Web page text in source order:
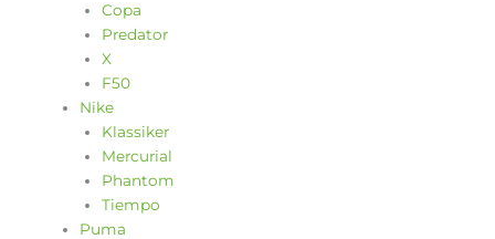
Copa
Predator
X
F50
Nike
Klassiker
Mercurial
Phantom
Tiempo
Puma